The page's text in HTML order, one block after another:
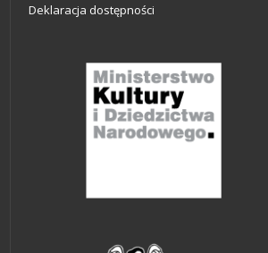
Deklaracja dostępności